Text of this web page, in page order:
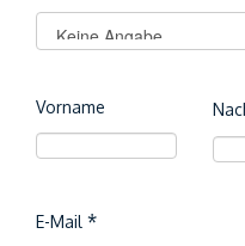
Vorname
E-Mail